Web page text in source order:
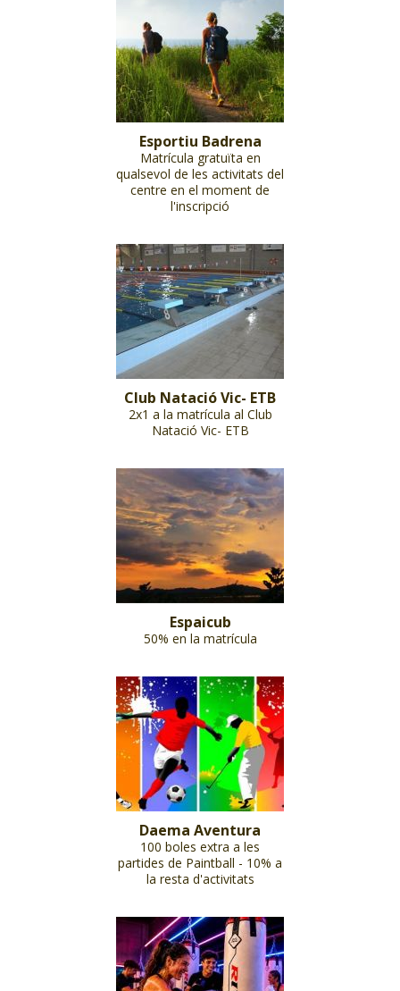
Esportiu Badrena
Matrícula gratuïta en
qualsevol de les activitats del
centre en el moment de
l'inscripció
Club Natació Vic- ETB
2x1 a la matrícula al Club
Natació Vic- ETB
Espaicub
50% en la matrícula
Daema Aventura
100 boles extra a les
partides de Paintball - 10% a
la resta d'activitats